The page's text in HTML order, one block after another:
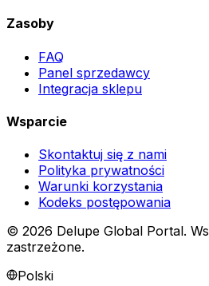
Zasoby
FAQ
Panel sprzedawcy
Integracja sklepu
Wsparcie
Skontaktuj się z nami
Polityka prywatności
Warunki korzystania
Kodeks postępowania
© 2026 Delupe Global Portal.
zastrzeżone.
Polski